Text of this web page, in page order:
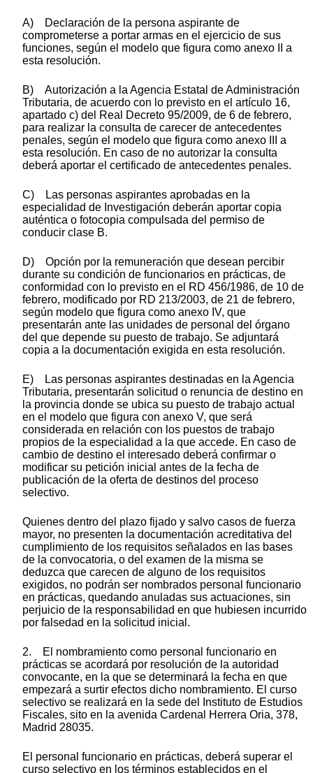
A) Declaración de la persona aspirante de
comprometerse a portar armas en el ejercicio de sus
funciones, según el modelo que figura como anexo II a
esta resolución.
B) Autorización a la Agencia Estatal de Administración
Tributaria, de acuerdo con lo previsto en el artículo 16,
apartado c) del Real Decreto 95/2009, de 6 de febrero,
para realizar la consulta de carecer de antecedentes
penales, según el modelo que figura como anexo III a
esta resolución. En caso de no autorizar la consulta
deberá aportar el certificado de antecedentes penales.
C) Las personas aspirantes aprobadas en la
especialidad de Investigación deberán aportar copia
auténtica o fotocopia compulsada del permiso de
conducir clase B.
D) Opción por la remuneración que desean percibir
durante su condición de funcionarios en prácticas, de
conformidad con lo previsto en el RD 456/1986, de 10 de
febrero, modificado por RD 213/2003, de 21 de febrero,
según modelo que figura como anexo IV, que
presentarán ante las unidades de personal del órgano
del que depende su puesto de trabajo. Se adjuntará
copia a la documentación exigida en esta resolución.
E) Las personas aspirantes destinadas en la Agencia
Tributaria, presentarán solicitud o renuncia de destino en
la provincia donde se ubica su puesto de trabajo actual
en el modelo que figura con anexo V, que será
considerada en relación con los puestos de trabajo
propios de la especialidad a la que accede. En caso de
cambio de destino el interesado deberá confirmar o
modificar su petición inicial antes de la fecha de
publicación de la oferta de destinos del proceso
selectivo.
Quienes dentro del plazo fijado y salvo casos de fuerza
mayor, no presenten la documentación acreditativa del
cumplimiento de los requisitos señalados en las bases
de la convocatoria, o del examen de la misma se
deduzca que carecen de alguno de los requisitos
exigidos, no podrán ser nombrados personal funcionario
en prácticas, quedando anuladas sus actuaciones, sin
perjuicio de la responsabilidad en que hubiesen incurrido
por falsedad en la solicitud inicial.
2. El nombramiento como personal funcionario en
prácticas se acordará por resolución de la autoridad
convocante, en la que se determinará la fecha en que
empezará a surtir efectos dicho nombramiento. El curso
selectivo se realizará en la sede del Instituto de Estudios
Fiscales, sito en la avenida Cardenal Herrera Oria, 378,
Madrid 28035.
El personal funcionario en prácticas, deberá superar el
curso selectivo en los términos establecidos en el